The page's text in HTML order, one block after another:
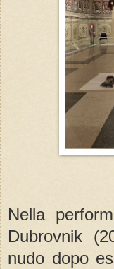
Nella
Dubrovnik
nudo dopo